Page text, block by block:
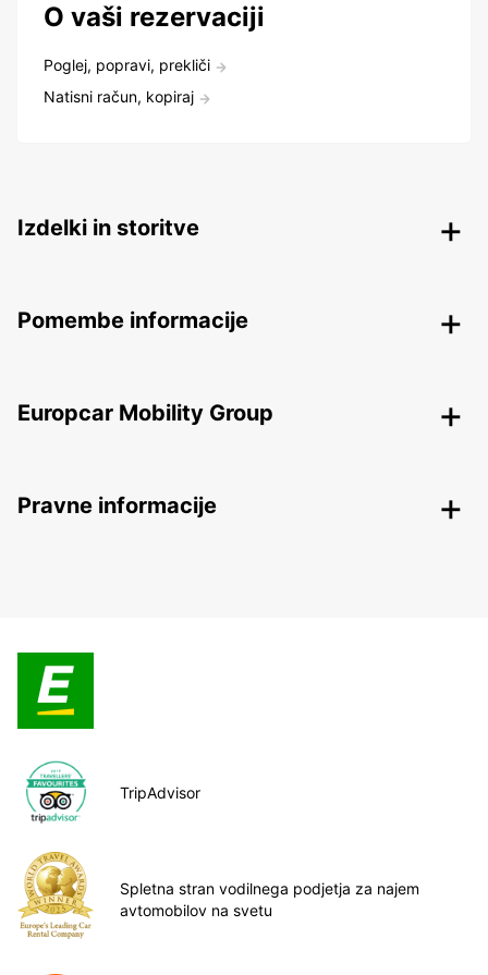
O vaši rezervaciji
Poglej, popravi, prekliči
Natisni račun, kopiraj
Izdelki in storitve
Pomembe informacije
Europcar Mobility Group
Pravne informacije
TripAdvisor
Spletna stran vodilnega podjetja za najem
avtomobilov na svetu